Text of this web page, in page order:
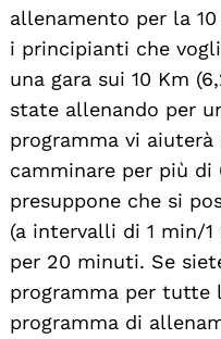
allenamento per la
i principianti che
una gara sui 10 Km
state allenando per
programma vi
camminare per più
presuppone che si
(a intervalli di 1 min/
per 20 minuti. Se
programma per tutte
programma di